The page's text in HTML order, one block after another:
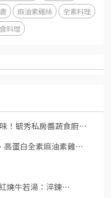
麻油素雞絲
全素料理
料理
！毓秀私房醬蔬食廚⋯
高蛋白全素麻油素雞⋯
燒牛若湯：淬鍊⋯